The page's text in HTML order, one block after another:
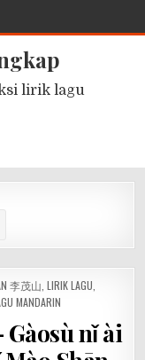
lirik lagu
李茂山 LIRIK LAGU
MANDARIN
nǐ ài